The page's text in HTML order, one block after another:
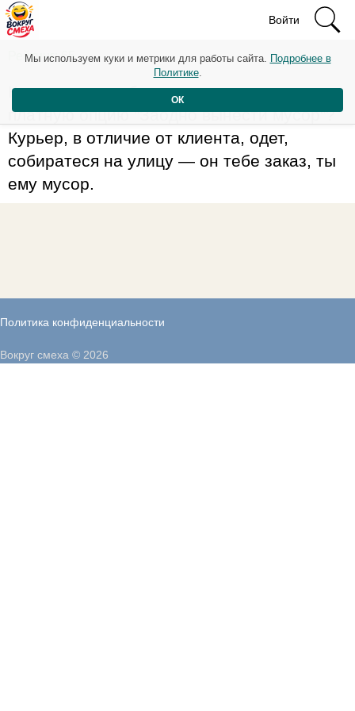
Войти
Рейтинг: 65
Когда уже службы доставки сделают
платную опцию "Заодно вынести мусор"?
Курьер, в отличие от клиента, одет,
собиратеся на улицу — он тебе заказ, ты
ему мусор.
Политика конфиденциальности
Мы используем куки и метрики для работы сайта. Подробнее в
Политике.
ОК
Вокруг смеха © 2026